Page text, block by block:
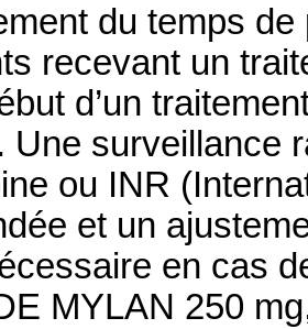
du temps
recevant un
d’un
Une surveillance
ou INR
et un
en cas
MYLAN 250